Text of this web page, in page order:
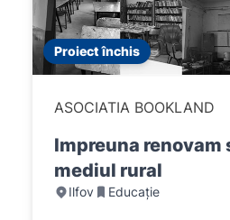
Proiect închis
ASOCIATIA BOOKLAND
Impreuna renovam
mediul rural
Ilfov Educație